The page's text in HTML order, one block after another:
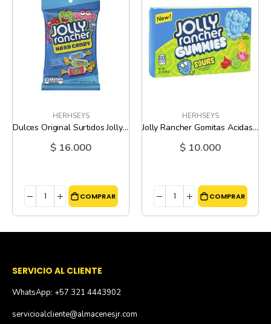
HERHSEYS
Dulces Original Surtidos Jolly Rancher - 7 Oz
$ 16.000
COMPRAR
HERHSEYS
Jolly Rancher Gomitas Acidas - 3.5 Oz
$ 10.000
COMPRAR
SERVICIO AL CLIENTE
WhatsApp: +57 321 4443902
servicioalcliente@almacenesjr.com